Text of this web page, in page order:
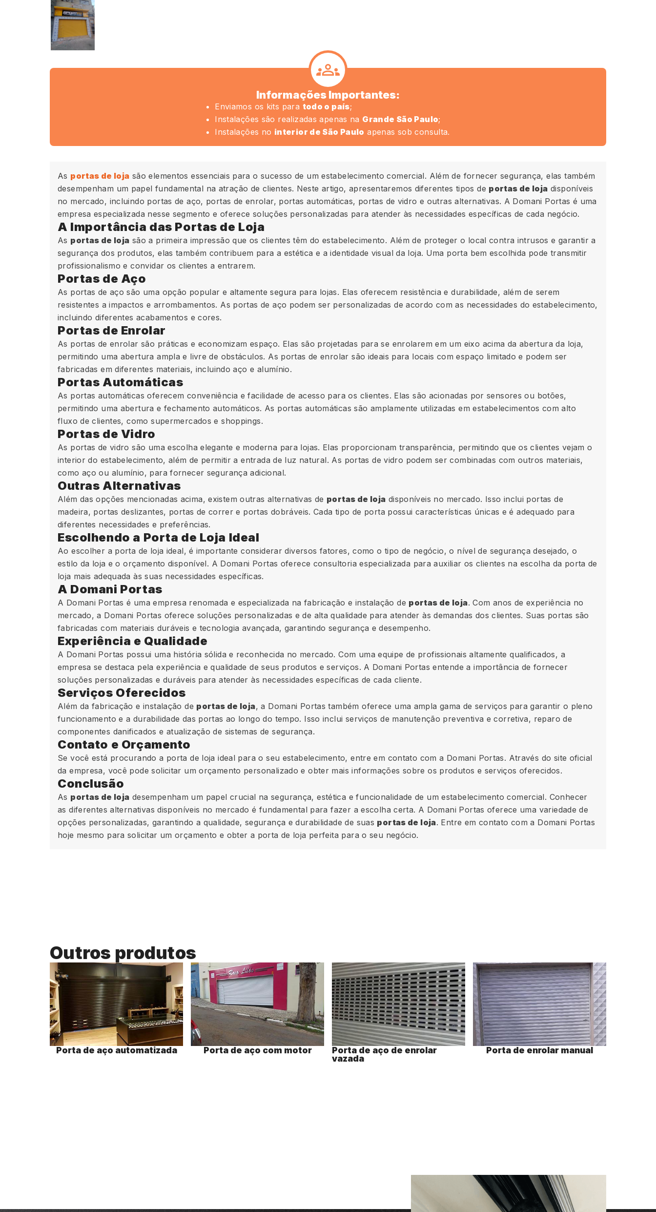
Informações Importantes:
Enviamos os kits para todo o país;
Instalações são realizadas apenas na Grande São Paulo;
Instalações no interior de São Paulo apenas sob consulta.
As portas de loja são elementos essenciais para o sucesso de um estabelecimento comercial. Além de fornecer segurança, elas também
desempenham um papel fundamental na atração de clientes. Neste artigo, apresentaremos diferentes tipos de portas de loja disponíveis
no mercado, incluindo portas de aço, portas de enrolar, portas automáticas, portas de vidro e outras alternativas. A Domani Portas é uma
empresa especializada nesse segmento e oferece soluções personalizadas para atender às necessidades específicas de cada negócio.
A Importância das Portas de Loja
As portas de loja são a primeira impressão que os clientes têm do estabelecimento. Além de proteger o local contra intrusos e garantir a
segurança dos produtos, elas também contribuem para a estética e a identidade visual da loja. Uma porta bem escolhida pode transmitir
profissionalismo e convidar os clientes a entrarem.
Portas de Aço
As portas de aço são uma opção popular e altamente segura para lojas. Elas oferecem resistência e durabilidade, além de serem
resistentes a impactos e arrombamentos. As portas de aço podem ser personalizadas de acordo com as necessidades do estabelecimento,
incluindo diferentes acabamentos e cores.
Portas de Enrolar
As portas de enrolar são práticas e economizam espaço. Elas são projetadas para se enrolarem em um eixo acima da abertura da loja,
permitindo uma abertura ampla e livre de obstáculos. As portas de enrolar são ideais para locais com espaço limitado e podem ser
fabricadas em diferentes materiais, incluindo aço e alumínio.
Portas Automáticas
As portas automáticas oferecem conveniência e facilidade de acesso para os clientes. Elas são acionadas por sensores ou botões,
permitindo uma abertura e fechamento automáticos. As portas automáticas são amplamente utilizadas em estabelecimentos com alto
fluxo de clientes, como supermercados e shoppings.
Portas de Vidro
As portas de vidro são uma escolha elegante e moderna para lojas. Elas proporcionam transparência, permitindo que os clientes vejam o
interior do estabelecimento, além de permitir a entrada de luz natural. As portas de vidro podem ser combinadas com outros materiais,
como aço ou alumínio, para fornecer segurança adicional.
Outras Alternativas
Além das opções mencionadas acima, existem outras alternativas de portas de loja disponíveis no mercado. Isso inclui portas de
madeira, portas deslizantes, portas de correr e portas dobráveis. Cada tipo de porta possui características únicas e é adequado para
diferentes necessidades e preferências.
Escolhendo a Porta de Loja Ideal
Ao escolher a porta de loja ideal, é importante considerar diversos fatores, como o tipo de negócio, o nível de segurança desejado, o
estilo da loja e o orçamento disponível. A Domani Portas oferece consultoria especializada para auxiliar os clientes na escolha da porta de
loja mais adequada às suas necessidades específicas.
A Domani Portas
A Domani Portas é uma empresa renomada e especializada na fabricação e instalação de portas de loja. Com anos de experiência no
mercado, a Domani Portas oferece soluções personalizadas e de alta qualidade para atender às demandas dos clientes. Suas portas são
fabricadas com materiais duráveis e tecnologia avançada, garantindo segurança e desempenho.
Experiência e Qualidade
A Domani Portas possui uma história sólida e reconhecida no mercado. Com uma equipe de profissionais altamente qualificados, a
empresa se destaca pela experiência e qualidade de seus produtos e serviços. A Domani Portas entende a importância de fornecer
soluções personalizadas e duráveis para atender às necessidades específicas de cada cliente.
Serviços Oferecidos
Além da fabricação e instalação de portas de loja, a Domani Portas também oferece uma ampla gama de serviços para garantir o pleno
funcionamento e a durabilidade das portas ao longo do tempo. Isso inclui serviços de manutenção preventiva e corretiva, reparo de
componentes danificados e atualização de sistemas de segurança.
Contato e Orçamento
Se você está procurando a porta de loja ideal para o seu estabelecimento, entre em contato com a Domani Portas. Através do site oficial
da empresa, você pode solicitar um orçamento personalizado e obter mais informações sobre os produtos e serviços oferecidos.
Conclusão
As portas de loja desempenham um papel crucial na segurança, estética e funcionalidade de um estabelecimento comercial. Conhecer
as diferentes alternativas disponíveis no mercado é fundamental para fazer a escolha certa. A Domani Portas oferece uma variedade de
opções personalizadas, garantindo a qualidade, segurança e durabilidade de suas portas de loja. Entre em contato com a Domani Portas
hoje mesmo para solicitar um orçamento e obter a porta de loja perfeita para o seu negócio.
Outros produtos
Porta de aço automatizada Porta de aço com motor
Porta de aço de enrolar
vazada
Porta de enrolar manual